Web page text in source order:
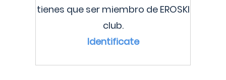
tienes que ser miembro de EROSKI
club.
Identificate